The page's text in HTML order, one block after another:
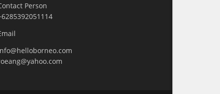
Person